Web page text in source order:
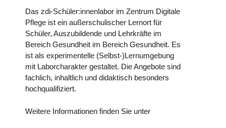
Das zdi-Schüler:innenlabor im Zentrum Digitale
Pflege ist ein außerschulischer Lernort für
Schüler, Auszubildende und Lehrkräfte im
Bereich Gesundheit im Bereich Gesundheit. Es
ist als experimentelle (Selbst-)Lernumgebung
mit Laborcharakter gestaltet. Die Angebote sind
fachlich, inhaltlich und didaktisch besonders
hochqualifiziert.
Weitere Informationen finden Sie unter